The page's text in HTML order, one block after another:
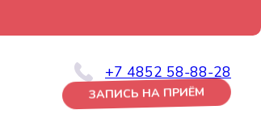
+7 4852 58-88-28
ЗАПИСЬ НА ПРИЁМ